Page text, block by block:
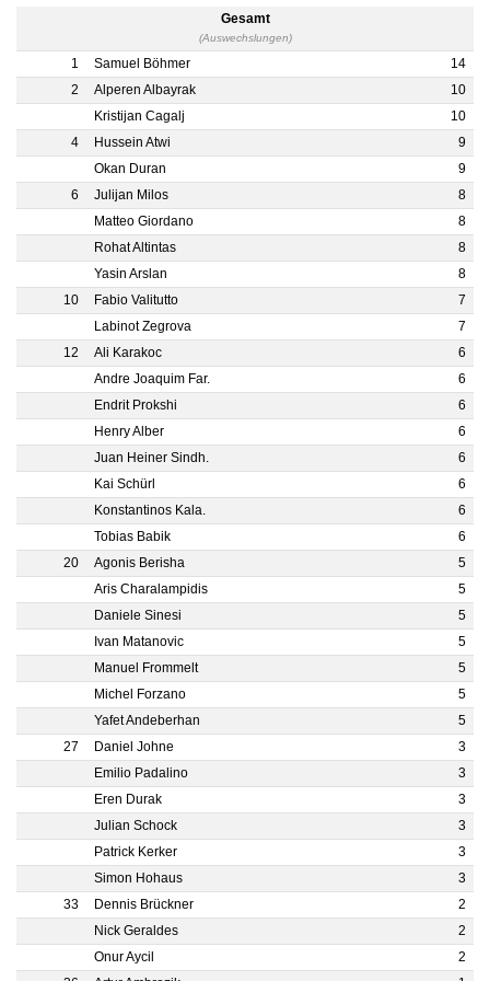
Gesamt
(Auswechslungen)
1 Samuel Böhmer
14
2
Alperen Albayrak
10
Kristijan Cagalj
10
4
Hussein Atwi
9
Okan Duran
9
6
Julijan Milos
8
Matteo Giordano
8
Rohat Altintas
8
Yasin Arslan
8
10
Fabio Valitutto
7
Labinot Zegrova
7
12
Ali Karakoc
6
Andre Joaquim Far.
6
Endrit Prokshi
6
Henry Alber
6
Juan Heiner Sindh.
6
Kai Schürl
6
Konstantinos Kala.
6
Tobias Babik
6
20
Agonis Berisha
5
Aris Charalampidis
5
Daniele Sinesi
5
Ivan Matanovic
5
Manuel Frommelt
5
Michel Forzano
5
Yafet Andeberhan
5
27
Daniel Johne
3
Emilio Padalino
3
Eren Durak
3
Julian Schock
3
Patrick Kerker
3
Simon Hohaus
3
33
Dennis Brückner
2
Nick Geraldes
2
Onur Aycil
2